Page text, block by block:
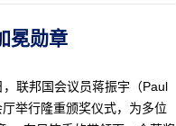
冕勋章
，联邦国会议员蒋振宇（Paul
举行隆重颁奖仪式，为多位